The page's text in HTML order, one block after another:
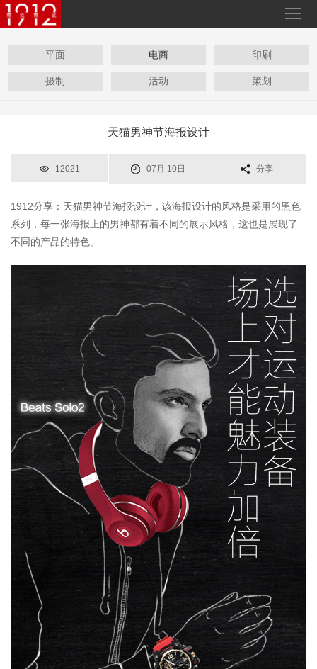
平面 电商 印刷
摄制 活动 策划
天猫男神节海报设计
12021 07月 10日 分享
1912分享：天猫男神节海报设计，该海报设计的风格是采用的黑色
系列，每一张海报上的男神都有着不同的展示风格，这也是展现了
不同的产品的特色。